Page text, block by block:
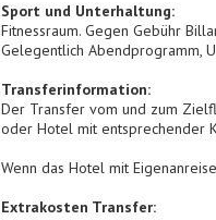
Sport und Unterhaltung:
Fitnessraum. Gegen Gebühr
Gelegentlich Abendprogramm,
Transferinformation:
Der Transfer vom und zum
oder Hotel mit entsprechender
Wenn das Hotel mit
Extrakosten Transfer: